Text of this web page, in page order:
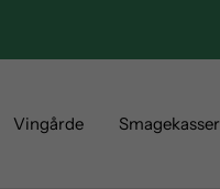
Vingårde Smagekasser